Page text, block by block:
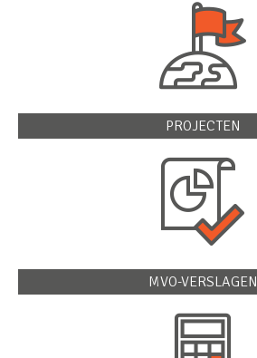
PROJECTEN
MVO-VERSLAGEN